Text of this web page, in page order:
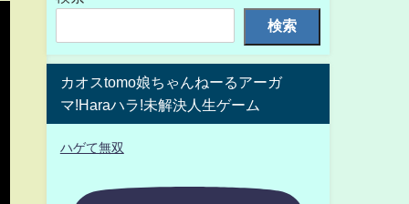
検索
カオスtomo娘ちゃんねーるアーガ
マ!Haraハラ!未解決人生ゲーム
ハゲて無双